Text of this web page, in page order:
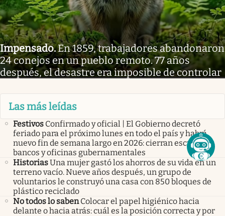
Impensado.En 1859, trabajadores abandonaron
24 conejos en un pueblo remoto. 77 años
después, el desastre era imposible de controlar
Las más leídas
Festivos Confirmado y oficial | El Gobierno decretó
feriado para el próximo lunes en todo el país y habrá
nuevo fin de semana largo en 2026: cierran escuelas,
bancos y oficinas gubernamentales
HistoriasUna mujer gastó los ahorros de su vida en un
terreno vacío. Nueve años después, un grupo de
voluntarios le construyó una casa con 850 bloques de
plástico reciclado
No todos lo saben Colocar el papel higiénico hacia
delante o hacia atrás: cuál es la posición correcta y por